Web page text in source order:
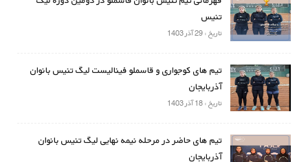
تنیس
تاریخ : 29 آذر 1403
تیم های کوجواری و قاسملو فینالیست لیگ تنیس بانوان
آذربایجان
تاریخ : 18 آذر 1403
تیم های حاضر در مرحله نیمه نهایی لیگ تنیس بانوان
آذربایجان